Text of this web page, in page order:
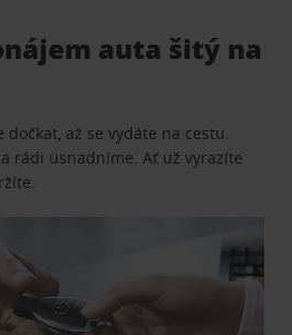
auta šitý na
až se vydáte na cestu.
rádi usnadníme. Ať už vyrazíte